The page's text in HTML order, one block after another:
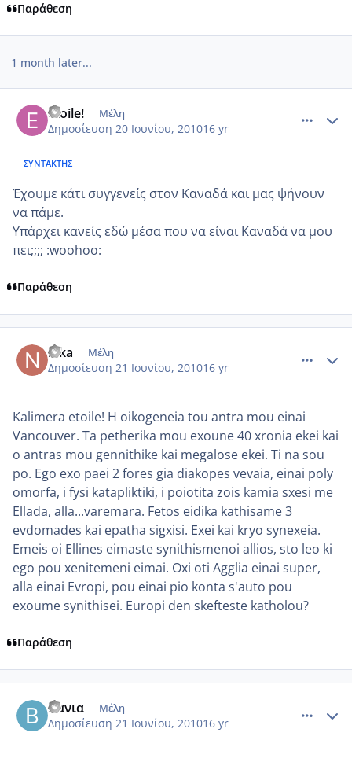
Παράθεση
1 month later...
etoile! Μέλη
Δημοσίευση 20 Ιουνίου, 201016 yr
ΣΥΝΤΆΚΤΗΣ
Έχουμε κάτι συγγενείς στον Καναδά και μας ψήνουν
να πάμε.
Υπάρχει κανείς εδώ μέσα που να είναι Καναδά να μου
πει;;;; :woohoo:
Παράθεση
nika Μέλη
Δημοσίευση 21 Ιουνίου, 201016 yr
Kalimera etoile! H oikogeneia tou antra mou einai
Vancouver. Ta petherika mou exoune 40 xronia ekei kai
o antras mou gennithike kai megalose ekei. Ti na sou
po. Ego exo paei 2 fores gia diakopes vevaia, einai poly
omorfa, i fysi katapliktiki, i poiotita zois kamia sxesi me
Ellada, alla...varemara. Fetos eidika kathisame 3
evdomades kai epatha sigxisi. Exei kai kryo synexeia.
Emeis oi Ellines eimaste synithismenoi allios, sto leo ki
ego pou xenitemeni eimai. Oxi oti Agglia einai super,
alla einai Evropi, pou einai pio konta s'auto pou
exoume synithisei. Europi den skefteste katholou?
Παράθεση
Βανια Μέλη
Δημοσίευση 21 Ιουνίου, 201016 yr